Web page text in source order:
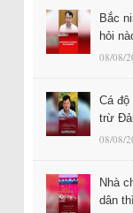
Bắc
hỏi
08/08/
Cá độ
trừ
08/08/
Nhà
dân